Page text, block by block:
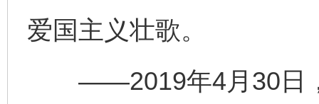
爱国主义壮歌。
——2019年4月30日，